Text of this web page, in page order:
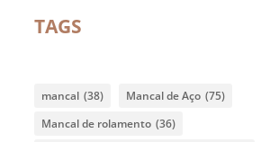
TAGS
mancal (38) Mancal de Aço (75)
Mancal de rolamento (36)